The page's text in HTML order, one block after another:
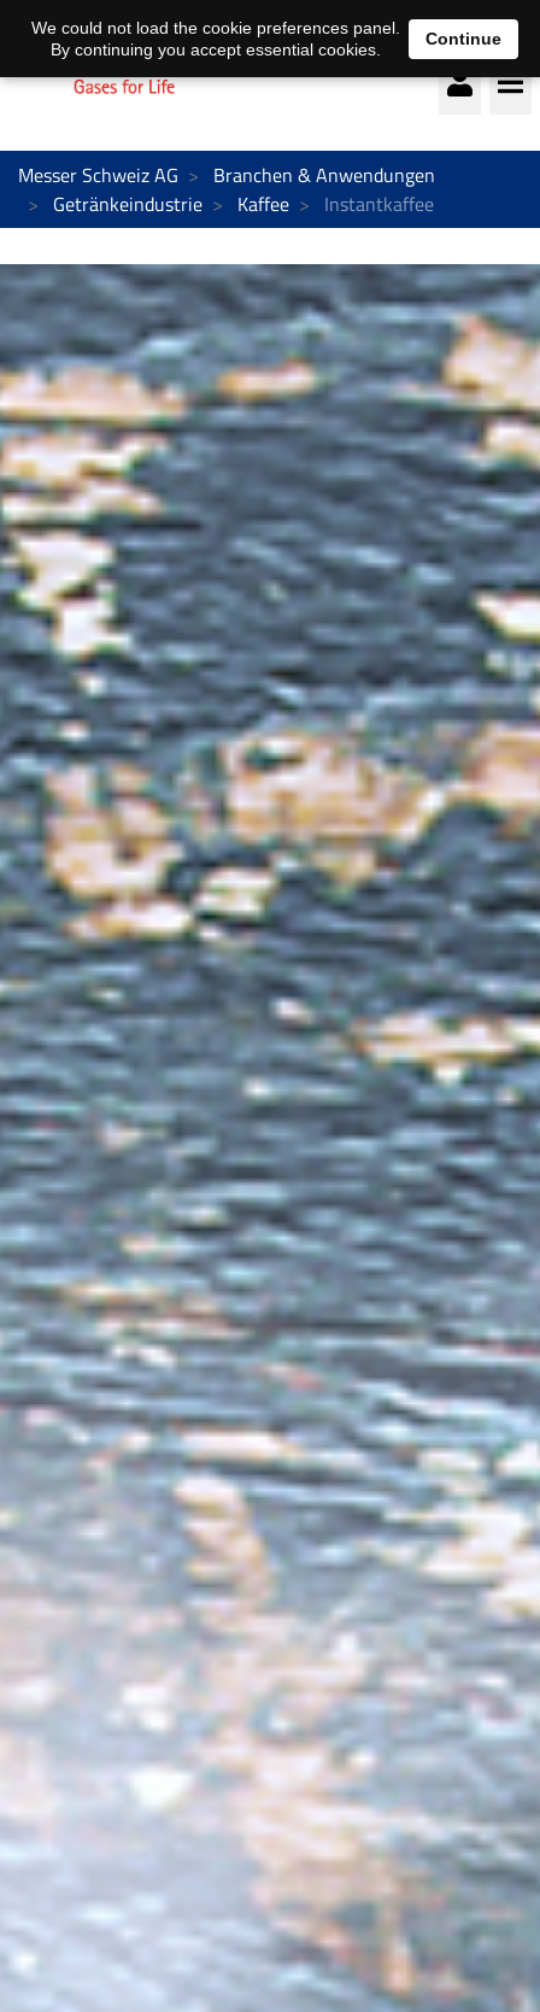
Deutsch français
Messer Schweiz AG
Branchen & Anwendungen
Getränkeindustrie
Kaffee Instantkaffee
We could not load the cookie preferences panel.
By continuing you accept essential cookies.
Continue